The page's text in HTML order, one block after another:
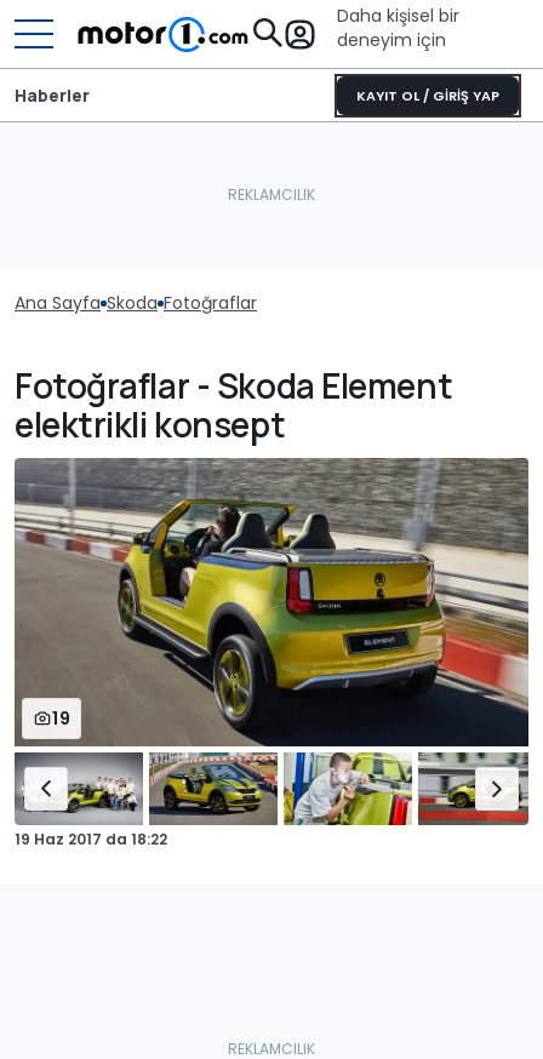
Daha kişisel bir
deneyim için
KAYIT OL / GİRİŞ YAP
Haberler
Ana Sayfa Skoda Fotoğraflar
Fotoğraflar - Skoda Element
elektrikli konsept
19
19 Haz 2017 da 18:22